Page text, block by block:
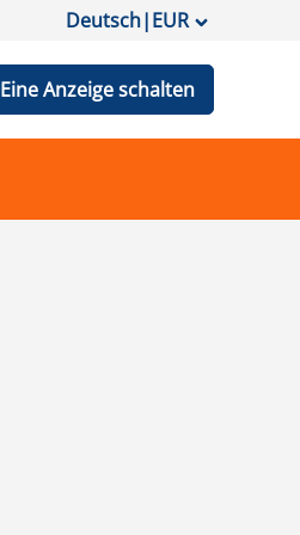
Deutsch|EUR
Eine Anzeige schalten